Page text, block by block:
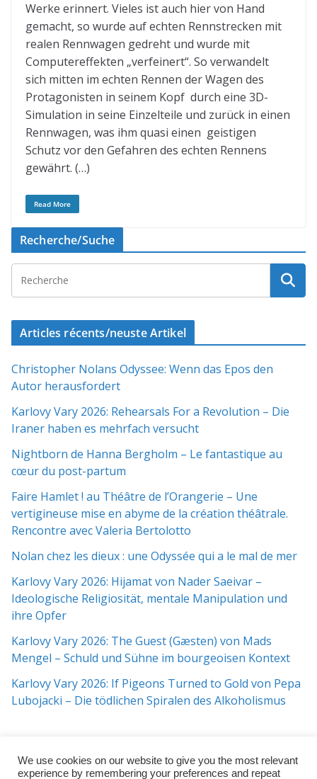
Werke erinnert. Vieles ist auch hier von Hand
gemacht, so wurde auf echten Rennstrecken mit
realen Rennwagen gedreht und wurde mit
Computereffekten „verfeinert“. So verwandelt
sich mitten im echten Rennen der Wagen des
Protagonisten in seinem Kopf durch eine 3D-
Simulation in seine Einzelteile und zurück in einen
Rennwagen, was ihm quasi einen geistigen
Schutz vor den Gefahren des echten Rennens
gewährt. (…)
Read More
Recherche/Suche
Articles récents/neuste Artikel
Christopher Nolans Odyssee: Wenn das Epos den
Autor herausfordert
Karlovy Vary 2026: Rehearsals For a Revolution – Die
Iraner haben es mehrfach versucht
Nightborn de Hanna Bergholm – Le fantastique au
cœur du post-partum
Faire Hamlet ! au Théâtre de l’Orangerie – Une
vertigineuse mise en abyme de la création théâtrale.
Rencontre avec Valeria Bertolotto
Nolan chez les dieux : une Odyssée qui a le mal de mer
Karlovy Vary 2026: Hijamat von Nader Saeivar​​ –
Ideologische Religiosität, mentale Manipulation und
ihre Opfer
Karlovy Vary 2026: The Guest (Gæsten) von Mads
Mengel – Schuld und Sühne im bourgeoisen Kontext
Karlovy Vary 2026: If Pigeons Turned to Gold von Pepa
Lubojacki – Die tödlichen Spiralen des Alkoholismus
We use cookies on our website to give you the most relevant
experience by remembering your preferences and repeat